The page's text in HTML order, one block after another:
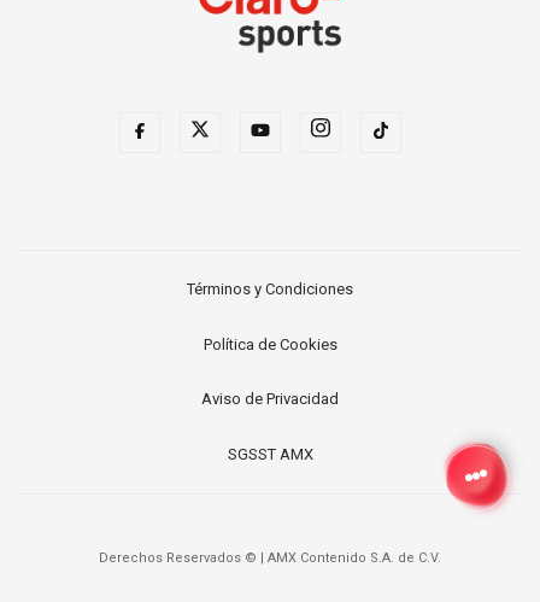
Términos y Condiciones
Política de Cookies
Aviso de Privacidad
SGSST AMX
Derechos Reservados © AMX Contenido S.A. de C.V.